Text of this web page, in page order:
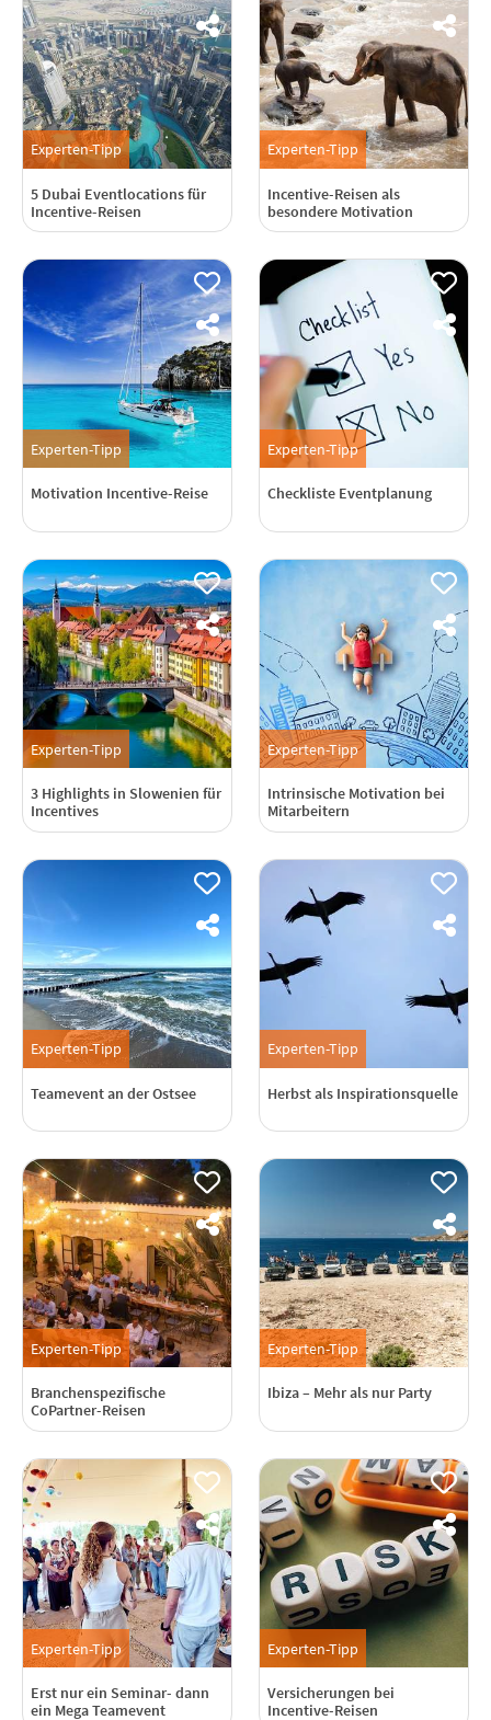
Experten-Tipp
5 Dubai Eventlocations für
Incentive-Reisen
Experten-Tipp
Incentive-Reisen als
besondere Motivation
Experten-Tipp
Motivation Incentive-Reise
Experten-Tipp
Checkliste Eventplanung
Experten-Tipp
3 Highlights in Slowenien für
Incentives
Experten-Tipp
Intrinsische Motivation bei
Mitarbeitern
Experten-Tipp
Teamevent an der Ostsee
Experten-Tipp
Herbst als Inspirationsquelle
Experten-Tipp
Branchenspezifische
CoPartner-Reisen
Experten-Tipp
Ibiza – Mehr als nur Party
Experten-Tipp
Erst nur ein Seminar- dann
ein Mega Teamevent
Experten-Tipp
Versicherungen bei
Incentive-Reisen